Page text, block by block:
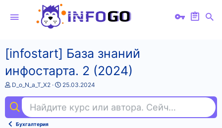
[infostart] База знаний
инфостарта. 2 (2024)
А
т
о
т
D_o_N_a_T_X2
Д
а
н
25.03.2024
Найдите курс или автора. Сейчас ищут
Бухгалтерия